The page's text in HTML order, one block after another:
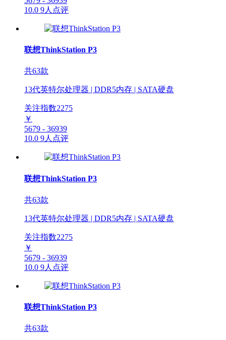
10.0 9人点评
联想ThinkStation P3
共63款
13代英特尔处理器 | DDR5内存 | SATA硬盘
关注指数2275
￥
5679 - 36939
10.0 9人点评
联想ThinkStation P3
共63款
13代英特尔处理器 | DDR5内存 | SATA硬盘
关注指数2275
￥
5679 - 36939
10.0 9人点评
联想ThinkStation P3
共63款